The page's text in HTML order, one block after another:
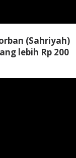
(Sahriyah)
lebih Rp 200